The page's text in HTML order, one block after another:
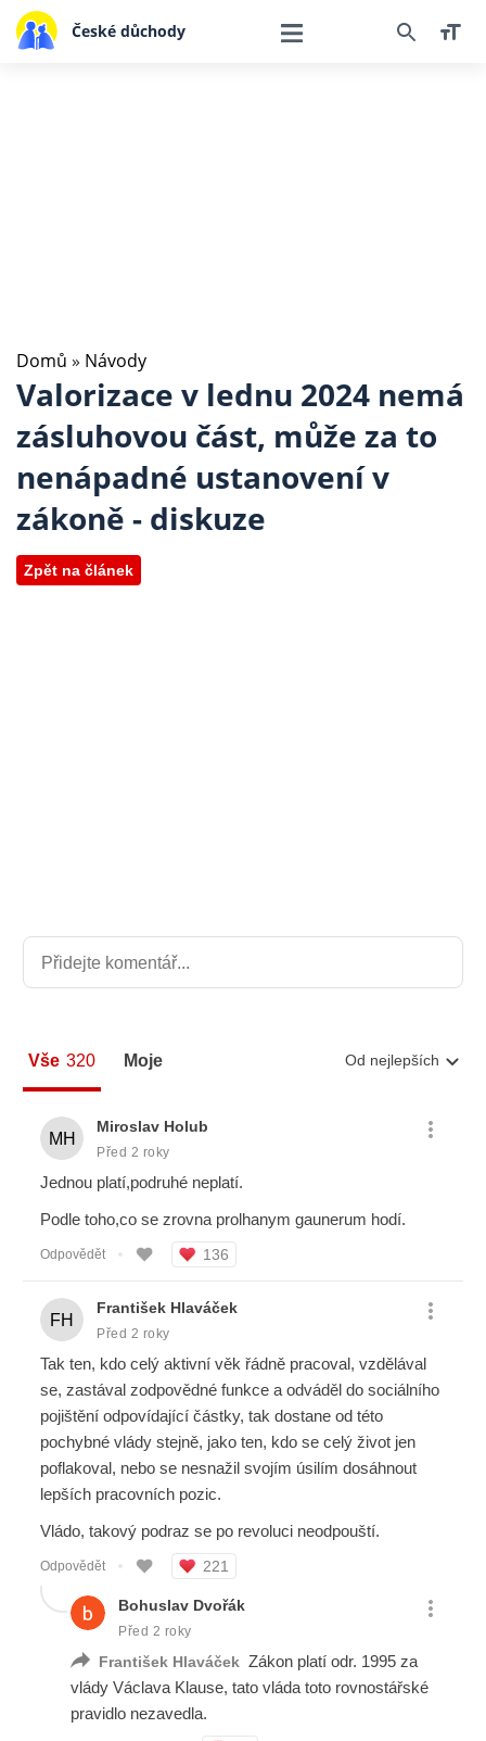
České důchody
Domů » Návody
Valorizace v lednu 2024 nemá
zásluhovou část, může za to
nenápadné ustanovení v
zákoně - diskuze
Zpět na článek